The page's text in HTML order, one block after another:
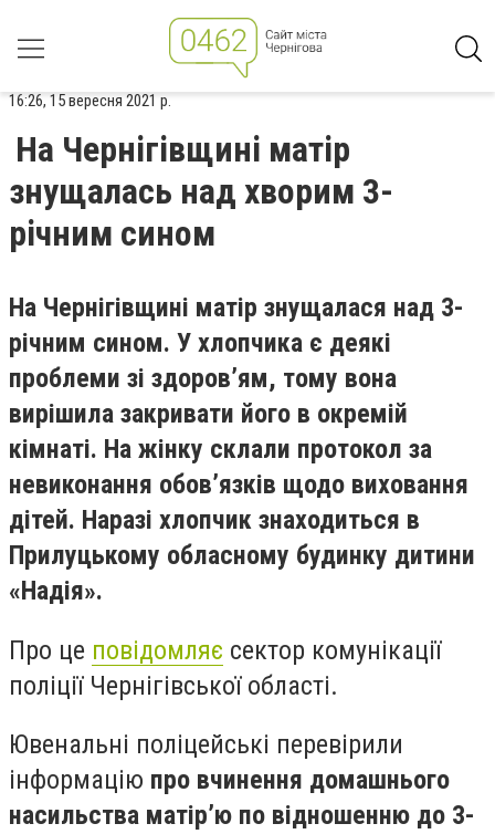
16:26, 15 вересня 2021 р.
На Чернігівщині матір
знущалась над хворим 3-
річним сином
На Чернігівщині матір знущалася над 3-
річним сином. У хлопчика є деякі
проблеми зі здоров’ям, тому вона
вирішила закривати його в окремій
кімнаті. На жінку склали протокол за
невиконання обов’язків щодо виховання
дітей. Наразі хлопчик знаходиться в
Прилуцькому обласному будинку дитини
«Надія».
Про це повідомляє сектор комунікації
поліції Чернігівської області.
Ювенальні поліцейські перевірили
інформацію про вчинення домашнього
насильства матір’ю по відношенню до 3-